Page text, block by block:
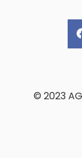
© 2023